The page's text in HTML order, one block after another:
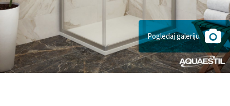
Pogledaj galeriju